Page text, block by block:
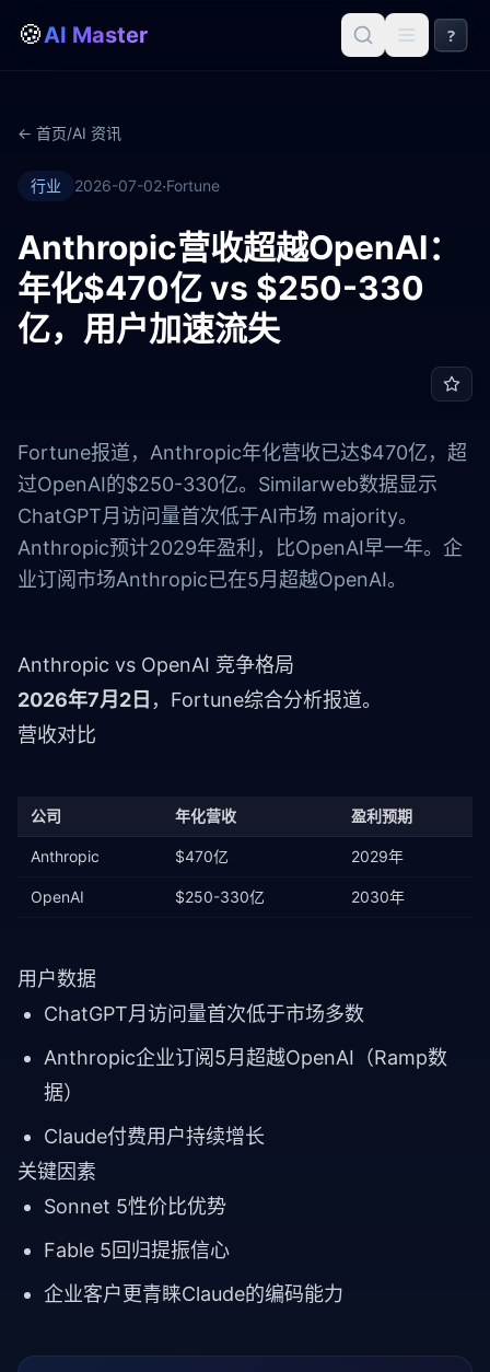
🍪AI Master ?
← 首页/AI 资讯
行业 2026-07-02·Fortune
Anthropic营收超越OpenAI：
年化$470亿 vs $250-330
亿，用户加速流失
Fortune报道，Anthropic年化营收已达$470亿，超
过OpenAI的$250-330亿。Similarweb数据显示
ChatGPT月访问量首次低于AI市场 majority。
Anthropic预计2029年盈利，比OpenAI早一年。企
业订阅市场Anthropic已在5月超越OpenAI。
Anthropic vs OpenAI 竞争格局
2026年7月2日 ，Fortune综合分析报道。
营收对比
公司 年化营收 盈利预期
Anthropic $470亿 2029年
OpenAI $250-330亿 2030年
用户数据
ChatGPT月访问量首次低于市场多数
Anthropic企业订阅5月超越OpenAI（Ramp数
据）
Claude付费用户持续增长
关键因素
Sonnet 5性价比优势
Fable 5回归提振信心
企业客户更青睐Claude的编码能力